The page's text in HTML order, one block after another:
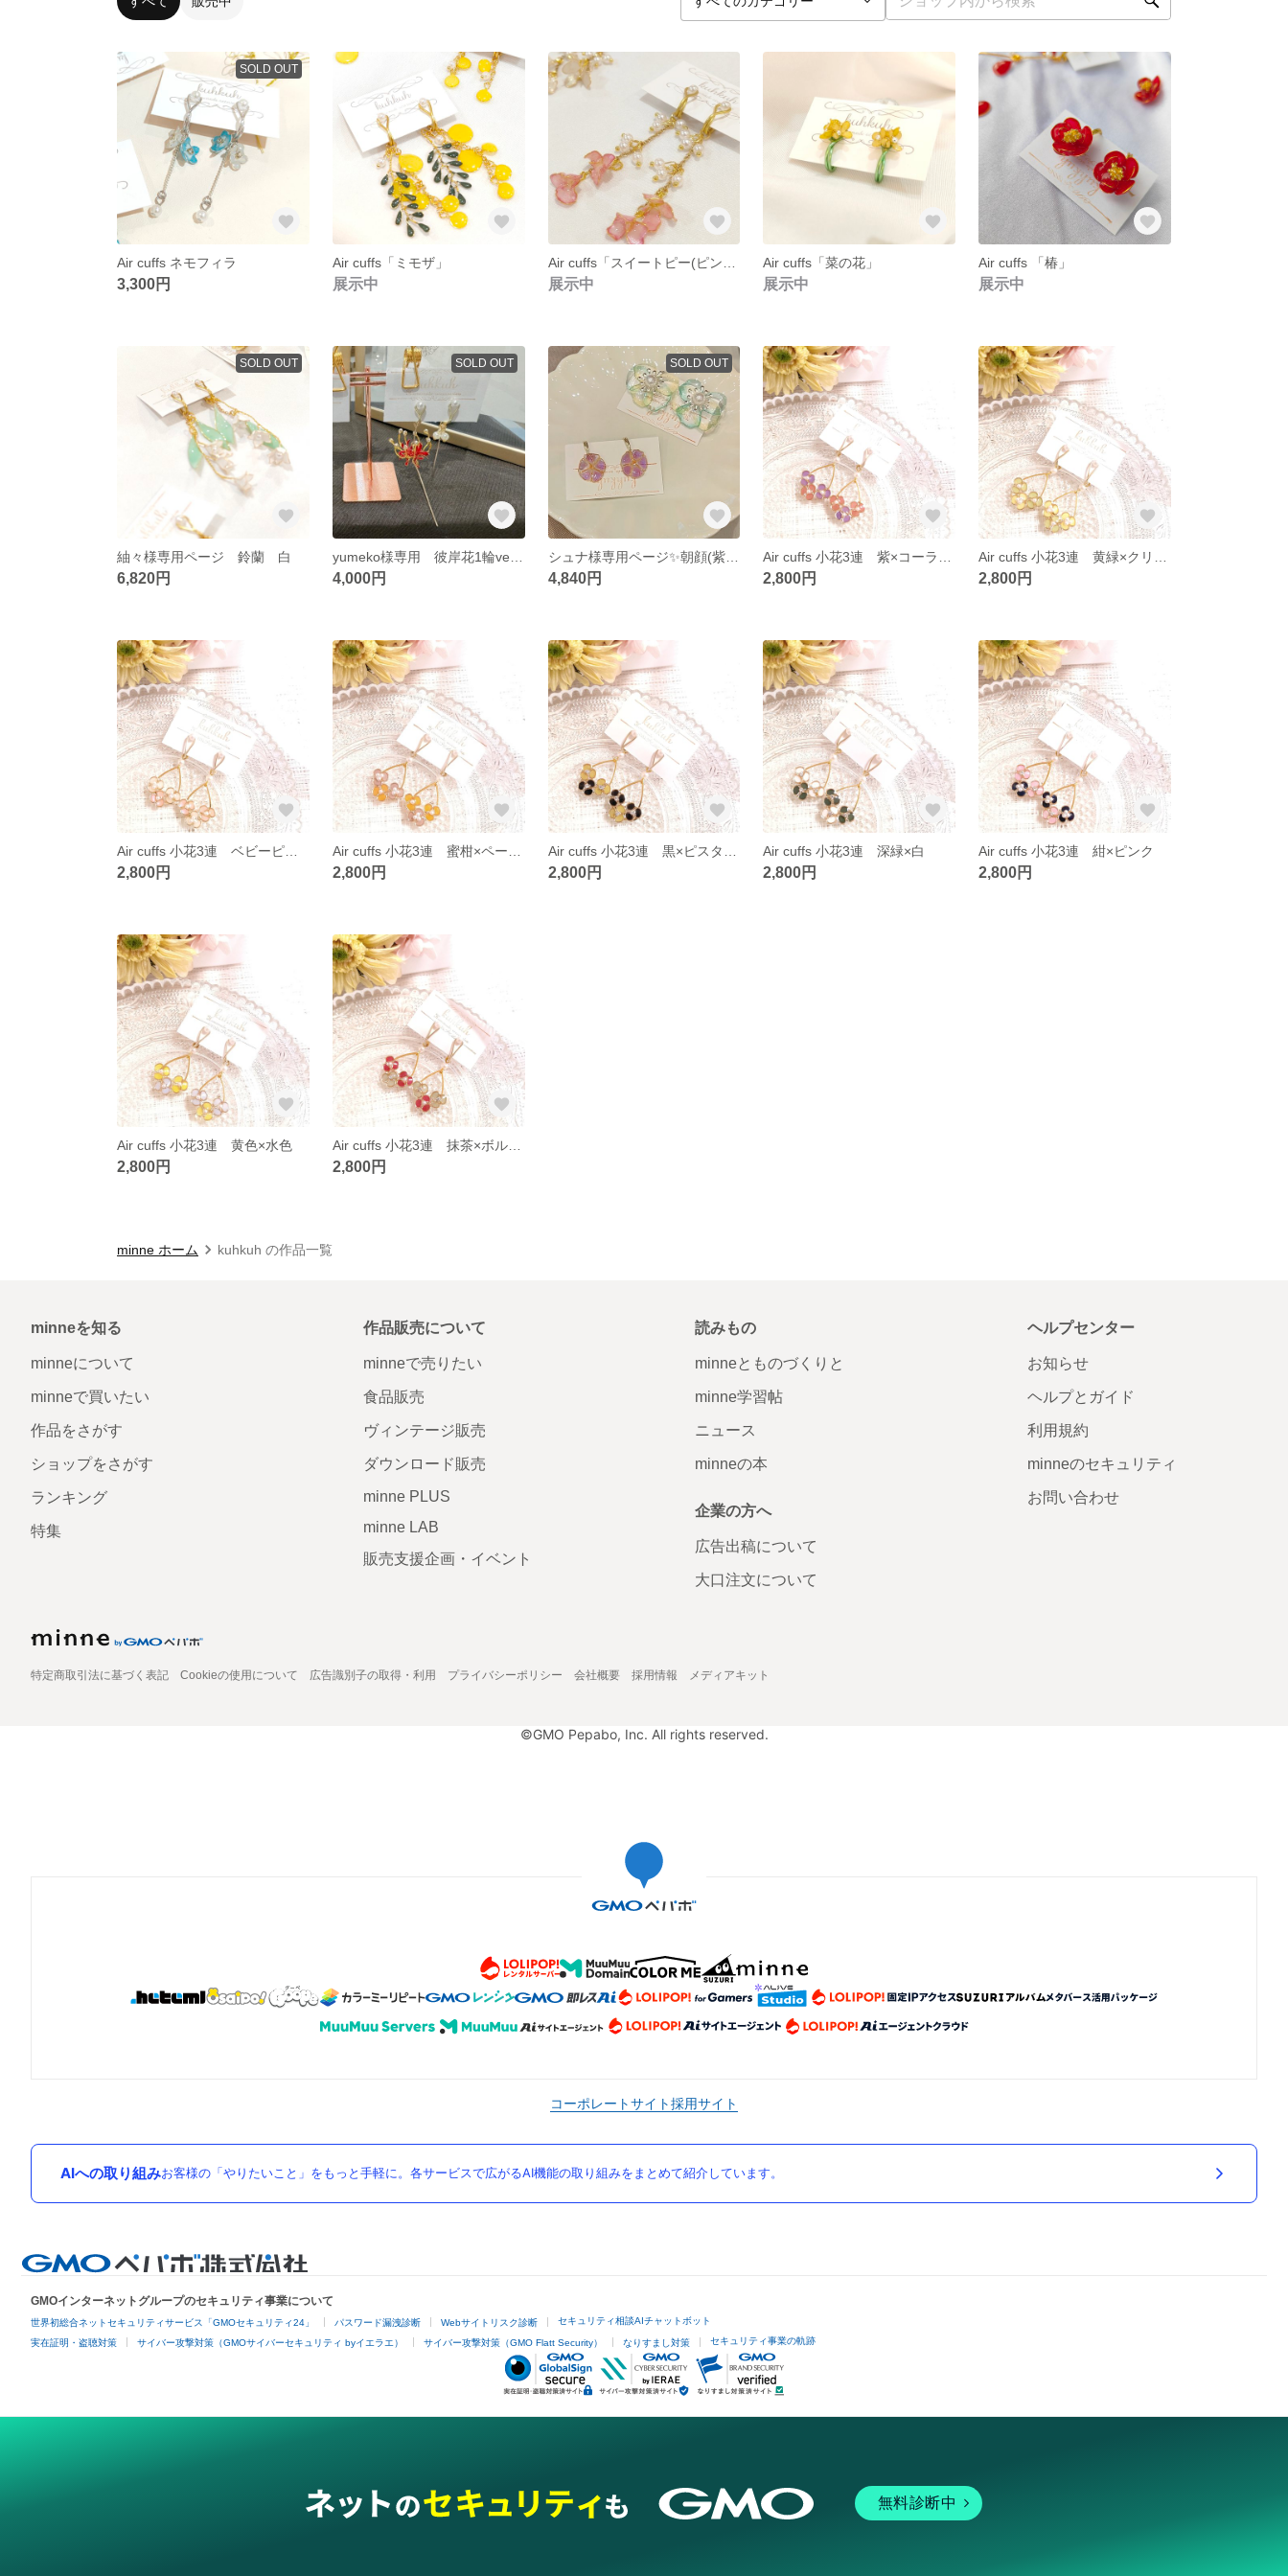
SOLD OUT
Air cuffs ネモフィラ
3,300円
Air cuffs「ミモザ」
展示中 展示中
Air cuffs「菜の花」
展示中
Air cuffs 「椿」
展示中
SOLD OUT
紬々様専用ページ 鈴蘭 白
6,820円
SOLD OUT
4,000円
SOLD OUT
シュナ様専用ページ✨朝顔(紫)*クリアフラワーエアーカフ
4,840円 2,800円 2,800円
2,800円 2,800円 2,800円
Air cuffs 小花3連 深緑×白
2,800円
Air cuffs 小花3連 紺×ピンク
2,800円
Air cuffs 小花3連 黄色×水色
2,800円
Air cuffs 小花3連 抹茶×ボルドー
2,800円
minne ホーム kuhkuh の作品一覧
minneを知る
minneについて
minneで買いたい
作品をさがす
ショップをさがす
ランキング
特集
作品販売について
minneで売りたい
食品販売
ヴィンテージ販売
ダウンロード販売
minne PLUS
minne LAB
販売支援企画・イベント
読みもの
minneとものづくりと
minne学習帖
ニュース
minneの本
企業の方へ
広告出稿について
大口注文について
ヘルプセンター
お知らせ
ヘルプとガイド
利用規約
minneのセキュリティ
お問い合わせ
特定商取引法に基づく表記 Cookieの使用について 広告識別子の取得・利用 プライバシーポリシー 会社概要 採用情報 メディアキット
©GMO Pepabo, Inc. All rights reserved.
コーポレートサイト採用サイト
AIへの取り組みお客様の「やりたいこと」をもっと手軽に。各サービスで広がるAI機能の取り組みをまとめて紹介しています。
GMOインターネットグループのセキュリティ事業について
世界初総合ネットセキュリティサービス「GMOセキュリティ24」 パスワード漏洩診断 Webサイトリスク診断 セキュリティ相談AIチャットボット
実在証明・盗聴対策 サイバー攻撃対策（GMOサイバーセキュリティ byイエラエ） サイバー攻撃対策（GMO Flatt Security） なりすまし対策 セキュリティ事業の軌跡
無料診断中